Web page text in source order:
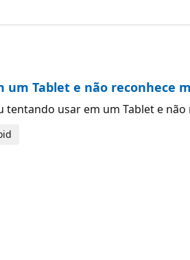
Tablet e não reconhece
usar em um Tablet e